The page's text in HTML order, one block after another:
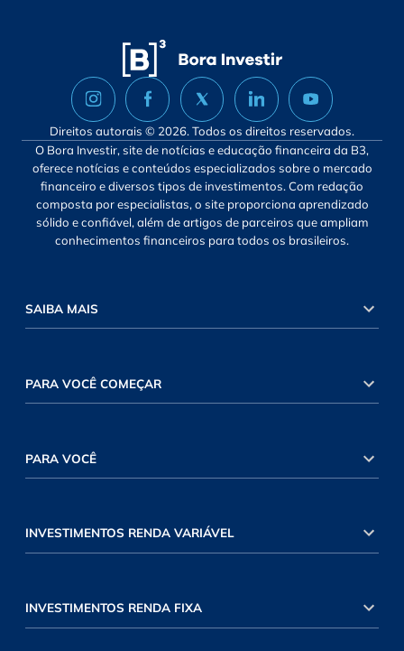
Direitos autorais © 2026. Todos os direitos reservados.
O Bora Investir, site de notícias e educação financeira da B3,
oferece notícias e conteúdos especializados sobre o mercado
financeiro e diversos tipos de investimentos. Com redação
composta por especialistas, o site proporciona aprendizado
sólido e confiável, além de artigos de parceiros que ampliam
conhecimentos financeiros para todos os brasileiros.
SAIBA MAIS
PARA VOCÊ COMEÇAR
PARA VOCÊ
INVESTIMENTOS RENDA VARIÁVEL
INVESTIMENTOS RENDA FIXA